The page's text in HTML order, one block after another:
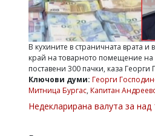
v.vasilev@flagman.bg
Касабова,
k.kassabova@flagman.bg
Главен
редактор:
В кухините в страничната врата
край на товарното помещение
поставени 300 пачки, каза Георги
Ключови думи: Георги
Митница Бургас, Капитан
Недекларирана валута за